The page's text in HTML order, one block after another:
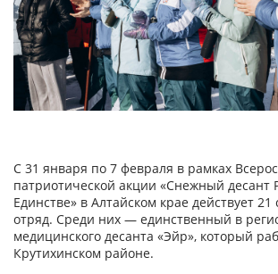
С 31 января по 7 февраля в рамках
патриотической акции «Снежный десант
Единстве» в Алтайском крае действует 21
отряд. Среди них — единственный в
медицинского десанта «Эйр», который
Крутихинском районе.